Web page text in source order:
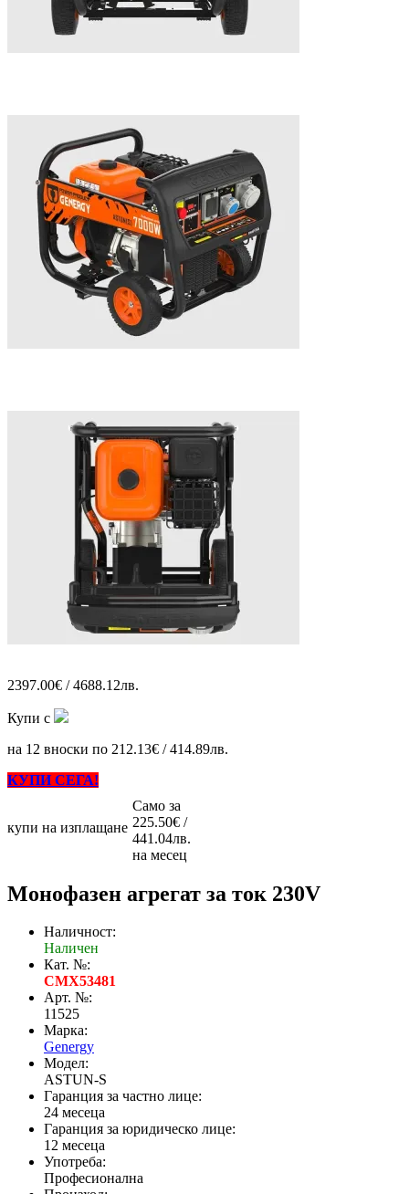
2397.00€ / 4688.12лв.
Купи с
на 12 вноски по 212.13€ / 414.89лв.
КУПИ СЕГА!
купи на изплащане
Само за
225.50€ /
441.04лв.
на месец
Монофазен агрегат за ток 230V
Наличност:
Наличен
Кат. №:
CMX53481
Арт. №:
11525
Марка:
Genergy
Модел:
ASTUN-S
Гаранция за частно лице:
24 месеца
Гаранция за юридическо лице:
12 месеца
Употреба:
Професионална